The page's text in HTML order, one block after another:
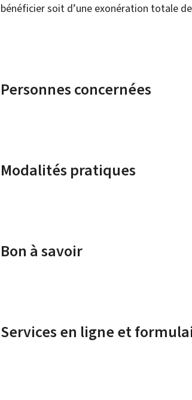
bénéficier soit d’une exonération totale
Personnes concernées
Modalités pratiques
Bon à savoir
Services en ligne et